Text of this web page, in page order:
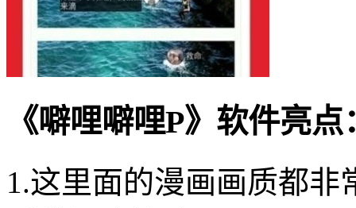
《噼哩噼哩P》软件亮点
1.这里面的漫画画质都